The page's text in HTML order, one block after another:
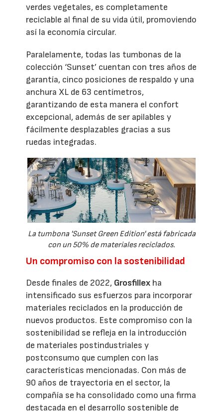
verdes vegetales, es completamente
reciclable al final de su vida útil, promoviendo
así la economía circular.
Paralelamente, todas las tumbonas de la
colección ‘Sunset’ cuentan con tres años de
garantía, cinco posiciones de respaldo y una
anchura XL de 63 centímetros,
garantizando de esta manera el confort
excepcional, además de ser apilables y
fácilmente desplazables gracias a sus
ruedas integradas.
La tumbona 'Sunset Green Edition' está fabricada
con un 50% de materiales reciclados.
Un compromiso con la sostenibilidad
Desde finales de 2022, Grosfillex ha
intensificado sus esfuerzos para incorporar
materiales reciclados en la producción de
nuevos productos. Este compromiso con la
sostenibilidad se refleja en la introducción
de materiales postindustriales y
postconsumo que cumplen con las
características mencionadas. Con más de
90 años de trayectoria en el sector, la
compañía se ha consolidado como una firma
destacada en el desarrollo sostenible de